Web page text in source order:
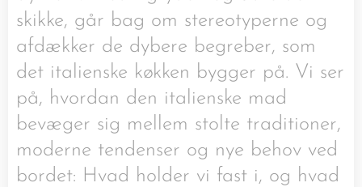
skikke, går bag om stereotyperne og
afdækker de dybere begreber, som
det italienske køkken bygger på. Vi ser
på, hvordan den italienske mad
bevæger sig mellem stolte traditioner,
moderne tendenser og nye behov ved
bordet: Hvad holder vi fast i, og hvad